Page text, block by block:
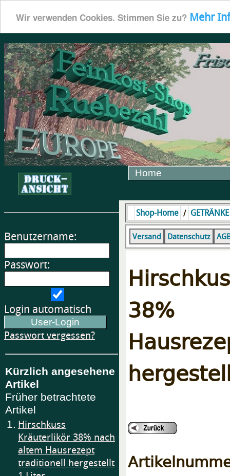
Wir verwenden Cookies. Stimmen Sie zu? Mehr
Home
Benutzername:
Passwort:
Login automatisch
Passwort vergessen?
Kürzlich angesehene
Artikel
Früher betrachtete
Artikel
1. Hirschkuss
Kräuterlikör 38% nach
altem Hausrezept
traditionell hergestellt
Shop-Home / GETRÄNKE
Versand Datenschutz
38%